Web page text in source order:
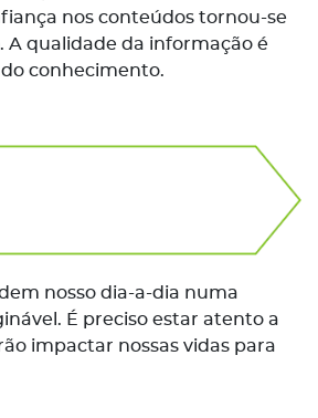
nos conteúdos tornou-se
A qualidade da informação é
conhecimento.
nosso dia-a-dia numa
É preciso estar atento a
impactar nossas vidas para